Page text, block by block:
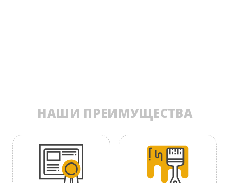
НАШИ ПРЕИМУЩЕСТВА